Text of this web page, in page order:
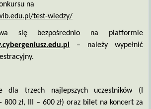
na
test-wiedzy/
się bezpośrednio na platformie
– należy wypełnić
dla trzech najlepszych uczestników (I
800 zł, III – 600 zł) oraz bilet na koncert za